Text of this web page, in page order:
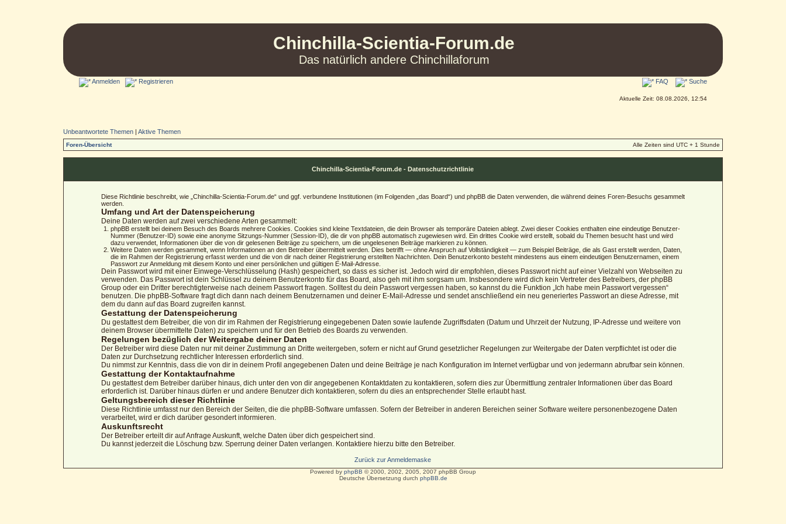
Chinchilla-Scientia-Forum.de
Das natürlich andere Chinchillaforum
Anmelden Registrieren FAQ Suche
Aktuelle Zeit: 08.08.2026, 12:54
Unbeantwortete Themen| Aktive Themen
Foren-Übersicht Alle Zeiten sind UTC + 1 Stunde
Chinchilla-Scientia-Forum.de - Datenschutzrichtlinie
Diese Richtlinie beschreibt, wie „Chinchilla-Scientia-Forum.de“ und ggf. verbundene Institutionen (im Folgenden „das Board“) und phpBB die Daten verwenden, die während deines Foren-Besuchs gesammelt
werden.
Umfang und Art der Datenspeicherung
Deine Daten werden auf zwei verschiedene Arten gesammelt:
phpBB erstellt bei deinem Besuch des Boards mehrere Cookies. Cookies sind kleine Textdateien, die dein Browser als temporäre Dateien ablegt. Zwei dieser Cookies enthalten eine eindeutige Benutzer-
Nummer (Benutzer-ID) sowie eine anonyme Sitzungs-Nummer (Session-ID), die dir von phpBB automatisch zugewiesen wird. Ein drittes Cookie wird erstellt, sobald du Themen besucht hast und wird
dazu verwendet, Informationen über die von dir gelesenen Beiträge zu speichern, um die ungelesenen Beiträge markieren zu können.
Weitere Daten werden gesammelt, wenn Informationen an den Betreiber übermittelt werden. Dies betrifft — ohne Anspruch auf Vollständigkeit — zum Beispiel Beiträge, die als Gast erstellt werden, Daten,
die im Rahmen der Registrierung erfasst werden und die von dir nach deiner Registrierung erstellten Nachrichten. Dein Benutzerkonto besteht mindestens aus einem eindeutigen Benutzernamen, einem
Passwort zur Anmeldung mit diesem Konto und einer persönlichen und gültigen E-Mail-Adresse.
Dein Passwort wird mit einer Einwege-Verschlüsselung (Hash) gespeichert, so dass es sicher ist. Jedoch wird dir empfohlen, dieses Passwort nicht auf einer Vielzahl von Webseiten zu
verwenden. Das Passwort ist dein Schlüssel zu deinem Benutzerkonto für das Board, also geh mit ihm sorgsam um. Insbesondere wird dich kein Vertreter des Betreibers, der phpBB
Group oder ein Dritter berechtigterweise nach deinem Passwort fragen. Solltest du dein Passwort vergessen haben, so kannst du die Funktion „Ich habe mein Passwort vergessen“
benutzen. Die phpBB-Software fragt dich dann nach deinem Benutzernamen und deiner E-Mail-Adresse und sendet anschließend ein neu generiertes Passwort an diese Adresse, mit
dem du dann auf das Board zugreifen kannst.
Gestattung der Datenspeicherung
Du gestattest dem Betreiber, die von dir im Rahmen der Registrierung eingegebenen Daten sowie laufende Zugriffsdaten (Datum und Uhrzeit der Nutzung, IP-Adresse und weitere von
deinem Browser übermittelte Daten) zu speichern und für den Betrieb des Boards zu verwenden.
Regelungen bezüglich der Weitergabe deiner Daten
Der Betreiber wird diese Daten nur mit deiner Zustimmung an Dritte weitergeben, sofern er nicht auf Grund gesetzlicher Regelungen zur Weitergabe der Daten verpflichtet ist oder die
Daten zur Durchsetzung rechtlicher Interessen erforderlich sind.
Du nimmst zur Kenntnis, dass die von dir in deinem Profil angegebenen Daten und deine Beiträge je nach Konfiguration im Internet verfügbar und von jedermann abrufbar sein können.
Gestattung der Kontaktaufnahme
Du gestattest dem Betreiber darüber hinaus, dich unter den von dir angegebenen Kontaktdaten zu kontaktieren, sofern dies zur Übermittlung zentraler Informationen über das Board
erforderlich ist. Darüber hinaus dürfen er und andere Benutzer dich kontaktieren, sofern du dies an entsprechender Stelle erlaubt hast.
Geltungsbereich dieser Richtlinie
Diese Richtlinie umfasst nur den Bereich der Seiten, die die phpBB-Software umfassen. Sofern der Betreiber in anderen Bereichen seiner Software weitere personenbezogene Daten
verarbeitet, wird er dich darüber gesondert informieren.
Auskunftsrecht
Der Betreiber erteilt dir auf Anfrage Auskunft, welche Daten über dich gespeichert sind.
Du kannst jederzeit die Löschung bzw. Sperrung deiner Daten verlangen. Kontaktiere hierzu bitte den Betreiber.
Zurück zur Anmeldemaske
Powered by phpBB © 2000, 2002, 2005, 2007 phpBB Group
Deutsche Übersetzung durch phpBB.de